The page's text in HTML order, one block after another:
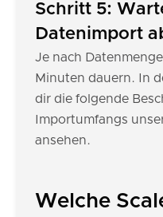
Schritt 5:
Datenimport
Je nach
Minuten dauern. In
dir die folgende
Importumfangs
ansehen.
Welche